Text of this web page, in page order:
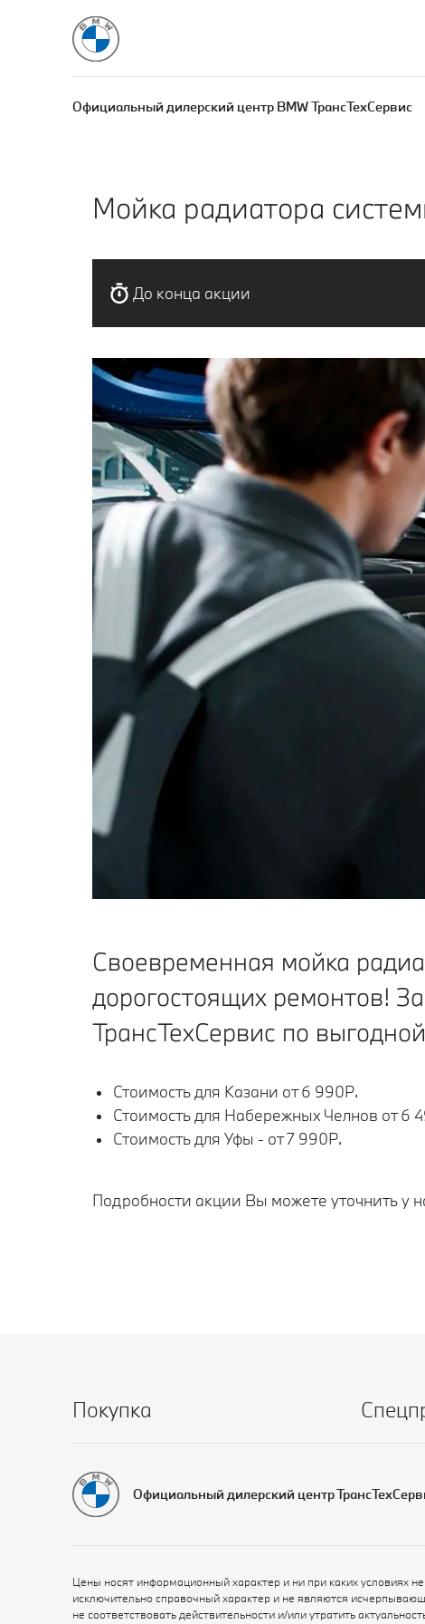
Официальный дилерский центр BMW ТрансТехСервис
Мойка радиатора
До конца акции
Своевременная мойка
дорогостоящих ремонтов!
ТрансТехСервис по
Стоимость для Казани от 6 990Р.
Стоимость для Набережных Челнов от 6
Стоимость для Уфы - от 7 990Р.
Подробности акции Вы можете уточнить у
Покупка
Официальный дилерский центр
Цены носят информационный характер и ни при каких условиях
исключительно справочный характер и не являются
не соответствовать действительности и/или утратить